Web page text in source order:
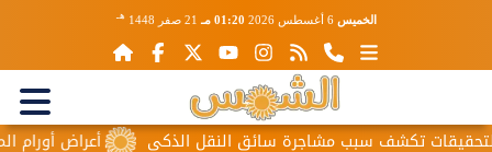
الخميس 6 أغسطس 2026 01:20 مـ 21 صفر 1448 هـ
أعراض أورام المبيض سبب مشاجرة سائق النقل الذكي